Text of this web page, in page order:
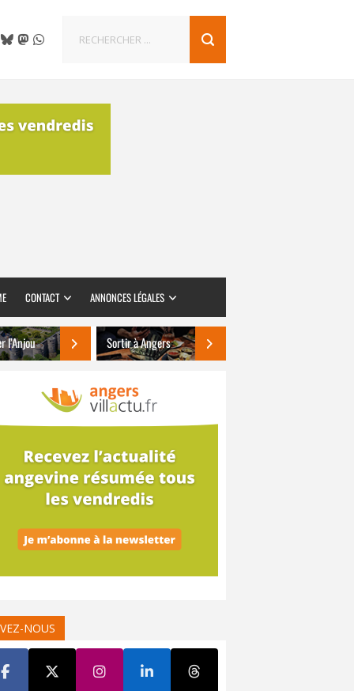
CONTACT ANNONCES LÉGALES
l’Anjou Sortir à Angers
NOUS